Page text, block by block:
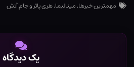
مهمترین خبرها,مینالیما,هری پاتر و جام آتش
یک دیدگاه